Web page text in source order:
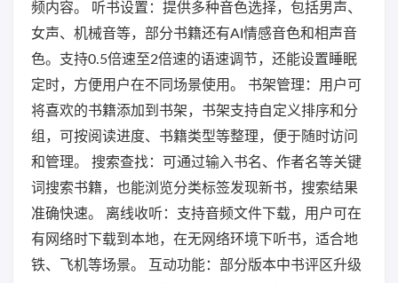
频内容。 听书设置：提供多种音色选择，包括男声、
女声、机械音等，部分书籍还有AI情感音色和相声音
色。支持0.5倍速至2倍速的语速调节，还能设置睡眠
定时，方便用户在不同场景使用。 书架管理：用户可
将喜欢的书籍添加到书架，书架支持自定义排序和分
组，可按阅读进度、书籍类型等整理，便于随时访问
和管理。 搜索查找：可通过输入书名、作者名等关键
词搜索书籍，也能浏览分类标签发现新书，搜索结果
准确快速。 离线收听：支持音频文件下载，用户可在
有网络时下载到本地，在无网络环境下听书，适合地
铁、飞机等场景。 互动功能：部分版本中书评区升级